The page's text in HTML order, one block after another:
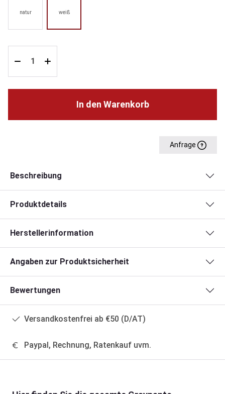
natur weiß
In den Warenkorb
Anfrage
Beschreibung
Produktdetails
Herstellerinformation
Angaben zur Produktsicherheit
Bewertungen
Versandkostenfrei ab €50 (D/AT)
Paypal, Rechnung, Ratenkauf uvm.